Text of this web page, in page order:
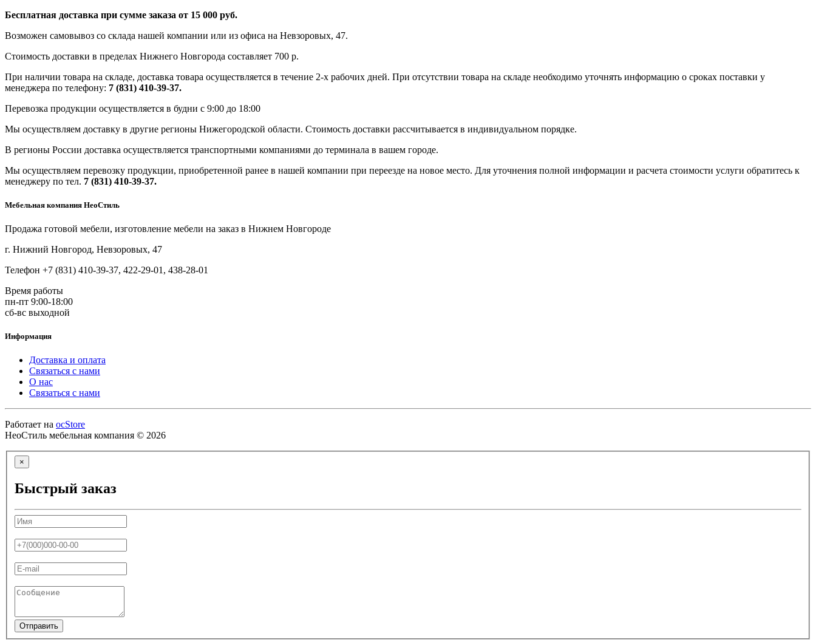
Бесплатная доставка при сумме заказа от 15 000 руб.
Возможен самовывоз со склада нашей компании или из офиса на Невзоровых, 47.
Стоимость доставки в пределах Нижнего Новгорода составляет 700 р.
При наличии товара на складе, доставка товара осуществляется в течение 2-х рабочих дней. При отсутствии товара на складе необходимо уточнять информацию о сроках поставки у
менеджера по телефону: 7 (831) 410-39-37.
Перевозка продукции осуществляется в будни с 9:00 до 18:00
Мы осуществляем доставку в другие регионы Нижегородской области. Стоимость доставки рассчитывается в индивидуальном порядке.
В регионы России доставка осуществляется транспортными компаниями до терминала в вашем городе.
Мы осуществляем перевозку продукции, приобретенной ранее в нашей компании при переезде на новое место. Для уточнения полной информации и расчета стоимости услуги обратитесь к
менеджеру по тел. 7 (831) 410-39-37.
Мебельная компания НеоСтиль
Продажа готовой мебели, изготовление мебели на заказ в Нижнем Новгороде
г. Нижний Новгород, Невзоровых, 47
Телефон +7 (831) 410-39-37, 422-29-01, 438-28-01
Время работы
пн-пт 9:00-18:00
сб-вс выходной
Информация
Доставка и оплата
Связаться с нами
О нас
Связаться с нами
Работает на ocStore
НеоСтиль мебельная компания © 2026
×
Быстрый заказ
Отправить